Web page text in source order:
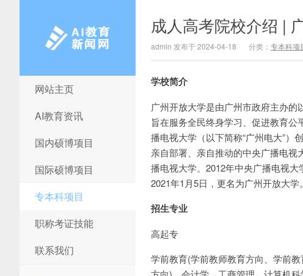
AI教育新闻网
网站主页
AI教育资讯
国内硕博项目
国际硕博项目
专本科项目
职称考证技能
联系我们
成人高考院校介绍 |
admin 发布于 2024-04-18 分类： 专本科项
学校简介
广州开放大学是由广州市政府主办的
旨在服务全民终身学习、促进教育
播电视大学（以下简称“广州电大”）
亲自部署、亲自推动的中央广播电
播电视大学。2012年中央广播电视大
2021年1月5日，更名为广州开放大学。
招生专业
高起专
学前教育(学前教师教育方向、学前